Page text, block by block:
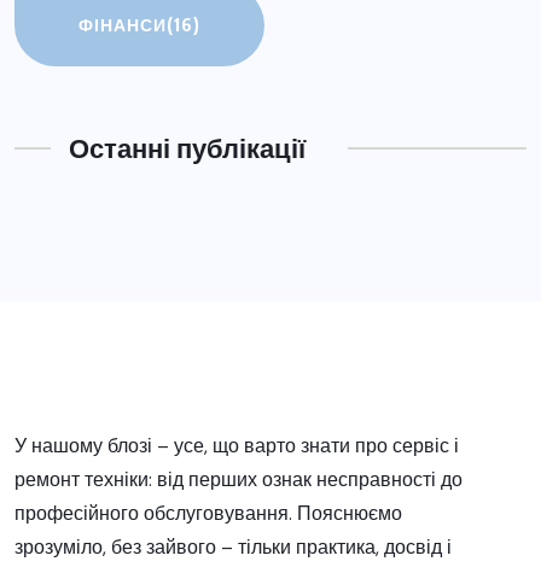
ФІНАНСИ(16)
Останні публікації
У нашому блозі – усе, що варто знати про сервіс і
ремонт техніки: від перших ознак несправності до
професійного обслуговування. Пояснюємо
зрозуміло, без зайвого – тільки практика, досвід і